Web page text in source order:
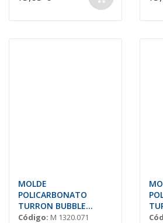
MOLDE
POLICARBONATO
TURRON BUBBLE
200x23 H=17
Código: M 1320.071